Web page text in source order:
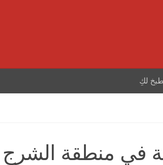
لكِ
في منطقة الشرج